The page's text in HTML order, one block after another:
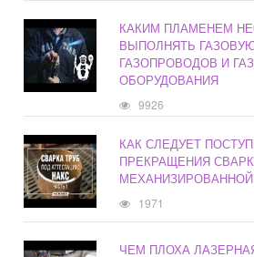
КАКИМ ПЛАМЕНЕМ
ВЫПОЛНЯТЬ
ГАЗОПРОВОДОВ И
ОБОРУДОВАНИЯ
9926
КАК СЛЕДУЕТ
ПРЕКРАЩЕНИЯ
1971
ЧЕМ ПЛОХА